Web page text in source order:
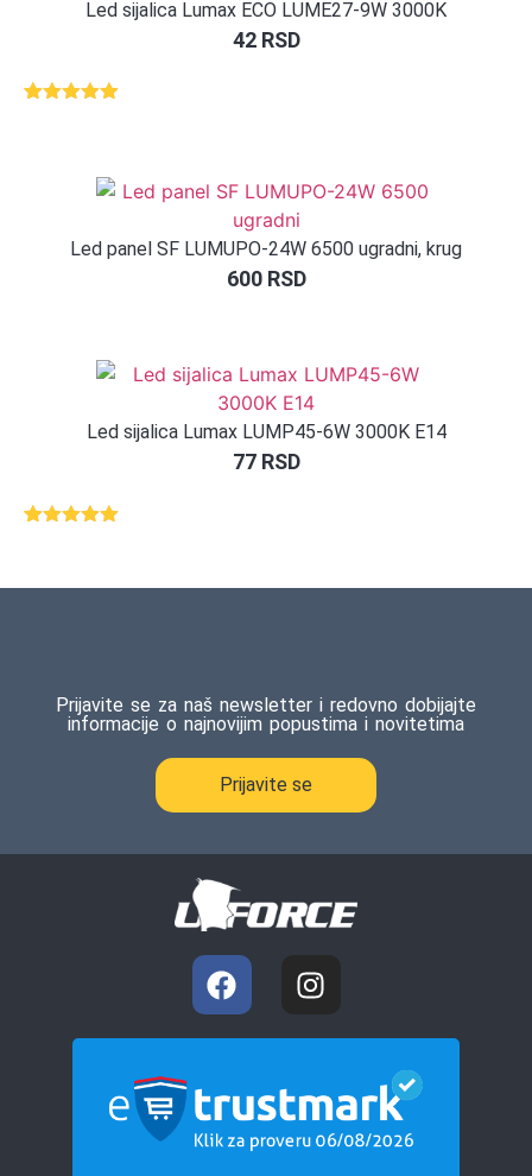
Led sijalica Lumax ECO LUME27-9W 3000K
42 RSD
Led panel SF LUMUPO-24W 6500 ugradni, krug
600 RSD
Led sijalica Lumax LUMP45-6W 3000K E14
77 RSD
ocene
Prijavite se za naš newsletter i redovno dobijajte
informacije o najnovijim popustima i novitetima
Prijavite se